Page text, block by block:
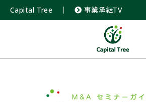
Capital Tree ｜ 事業承継TV